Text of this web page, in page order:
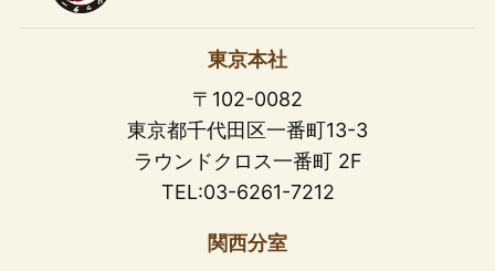
東京本社
〒102-0082
東京都千代田区一番町13-3
ラウンドクロス一番町 2F
TEL:03-6261-7212
関西分室